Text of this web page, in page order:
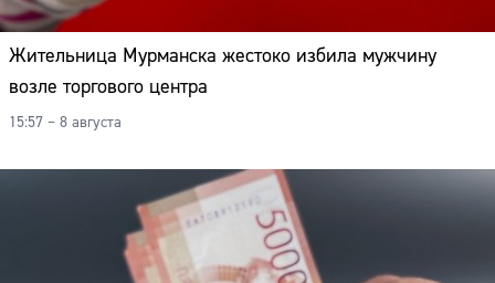
Жительница Мурманска жестоко избила мужчину
возле торгового центра
15:57 – 8 августа
Телефон: